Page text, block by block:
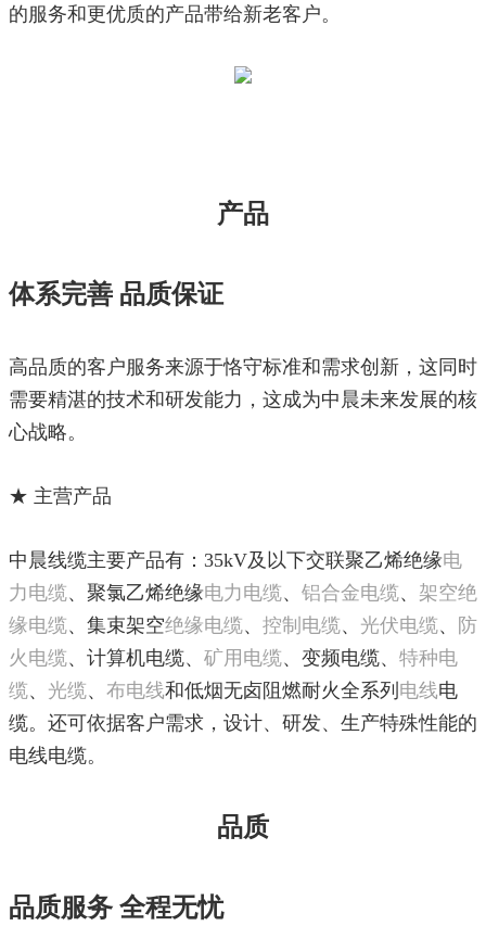
的服务和更优质的产品带给新老客户。
产品
体系完善 品质保证
高品质的客户服务来源于恪守标准和需求创新，这同时
需要精湛的技术和研发能力，这成为中晨未来发展的核
心战略。
★ 主营产品
中晨线缆主要产品有：35kV及以下交联聚乙烯绝缘电
力电缆、聚氯乙烯绝缘电力电缆、 铝合金电缆、 架空绝
缘电缆、集束架空绝缘电缆、 控制电缆、 光伏电缆、
防
火电缆、计算机电缆、 矿用电缆、变频电缆、 特种电
缆、 光缆、 布电线和低烟无卤阻燃耐火全系列 电线电
缆。还可依据客户需求，设计、研发、生产特殊性能的
电线电缆。
品质
品质服务 全程无忧